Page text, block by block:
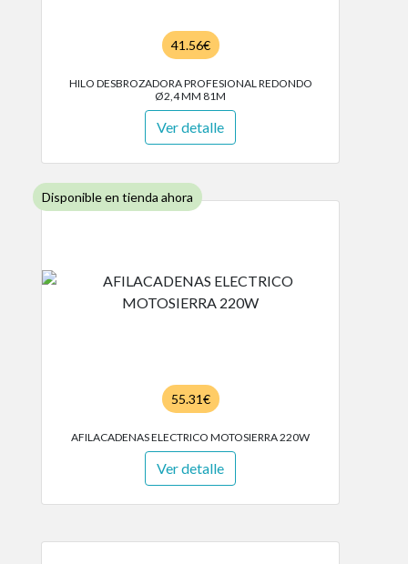
41.56€
HILO DESBROZADORA PROFESIONAL REDONDO
Ø2,4 MM 81M
Ver detalle
Disponible en tienda ahora
55.31€
AFILACADENAS ELECTRICO MOTOSIERRA 220W
Ver detalle